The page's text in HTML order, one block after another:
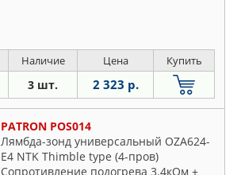
Наличие Цена Купить
3 шт. 2 323 р.
PATRON POS014
Лямбда-зонд универсальный OZA624-
E4 NTK Thimble type (4-пров)
Сопротивление подогрева 3.4кОм ±